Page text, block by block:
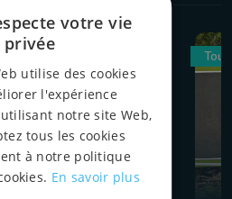
votre vie
privée
utilise des cookies
l'expérience
notre site Web,
tous les cookies
à notre politique
En savoir plus